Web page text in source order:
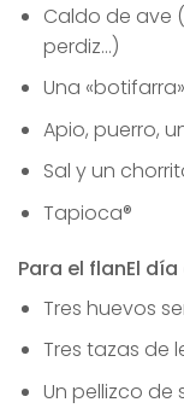
Caldo de ave
perdiz…)
Una
Apio, puerro,
Sal y un
Tapioca®
Para el flanEl
Tres huevos
Tres tazas de
Un pellizco de